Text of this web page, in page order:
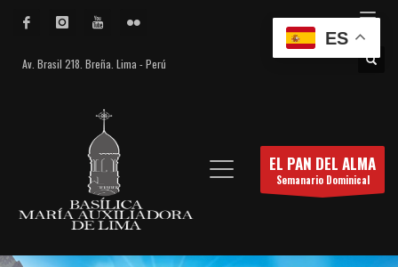
Av. Brasil 218. Breña. Lima - Perú
EL PAN DEL ALMA
Semanario Dominical
ES